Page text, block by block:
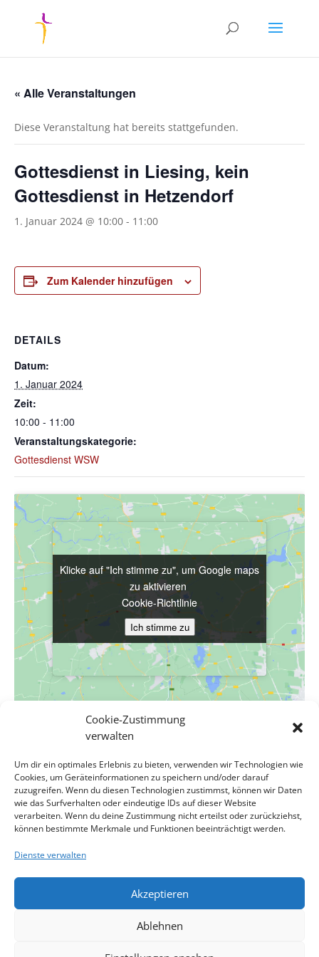
Cookie-Zustimmung
verwalten
Um dir ein optimales Erlebnis zu bieten, verwenden wir Technologien wie
Cookies, um Geräteinformationen zu speichern und/oder darauf
zuzugreifen. Wenn du diesen Technologien zustimmst, können wir Daten
wie das Surfverhalten oder eindeutige IDs auf dieser Website
verarbeiten. Wenn du deine Zustimmung nicht erteilst oder zurückziehst,
können bestimmte Merkmale und Funktionen beeinträchtigt werden.
Dienste verwalten
Akzeptieren
Ablehnen
« Alle Veranstaltungen
Diese Veranstaltung hat bereits stattgefunden.
Gottesdienst in Liesing, kein
Gottesdienst in Hetzendorf
1. Januar 2024 @ 10:00 - 11:00
Zum Kalender hinzufügen
DETAILS
Datum:
1. Januar 2024
Zeit:
10:00 - 11:00
Veranstaltungskategorie:
Gottesdienst WSW
VERANSTALTUNGSORT
Dr.-Andreas-Zailer-Gasse 3
Wien, Wien 1230 Österreich Google Karte anzeigen
Klicke auf "Ich stimme zu", um Google maps
zu aktivieren
Cookie-Richtlinie
Ich stimme zu
Klicke auf "Ich stimme zu", um Google maps
zu aktivieren
Cookie-Richtlinie
Ich stimme zu
Gottesdienst, Lektorin
Evangelische Messe, 1. Sonntag nach
Kontakt
Cookie-Richtlinie (EU)